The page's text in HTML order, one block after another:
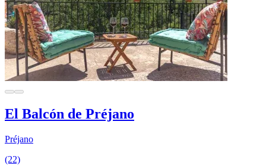
El Balcón de Préjano
Préjano
(22)